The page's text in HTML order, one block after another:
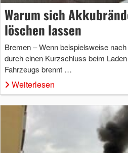
Warum sich
löschen lassen
Bremen – Wenn beispielsweise
durch einen Kurzschluss beim
Fahrzeugs brennt …
Weiterlesen